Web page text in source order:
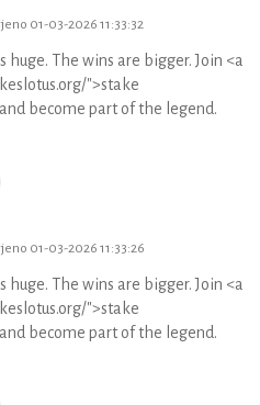
01-03-2026 11:33:32
huge. The wins are bigger. Join <a
">stake
become part of the legend.
01-03-2026 11:33:26
huge. The wins are bigger. Join <a
">stake
become part of the legend.